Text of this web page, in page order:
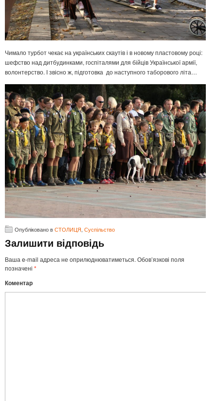
Чимало турбот чекає на українських скаутів і в новому пластовому році:
шефство над дитбудинками, госпіталями для бійців Української армії,
волонтерство. І звісно ж, підготовка до наступного таборового літа…
Опубліковано вСТОЛИЦЯ, Суспільство
Залишити відповідь
Ваша e-mail адреса не оприлюднюватиметься. Обов’язкові поля
позначені *
Коментар